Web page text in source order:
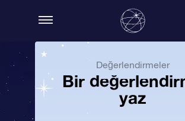
Değerlendirmeler
Bir
yaz